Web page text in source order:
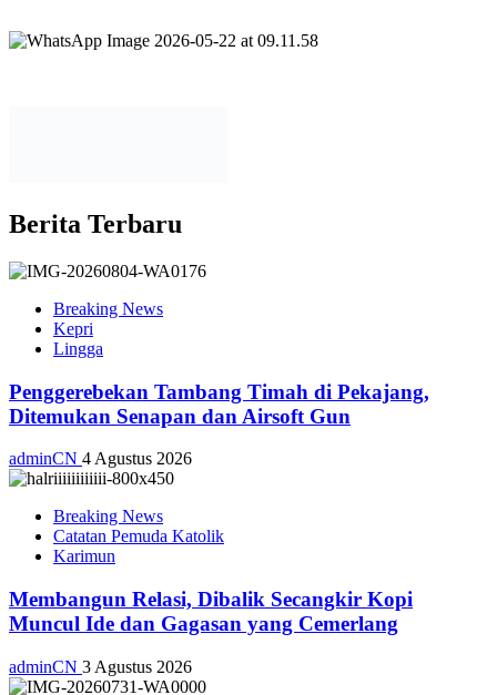
Berita Terbaru
Breaking News
Kepri
Lingga
Penggerebekan Tambang Timah di Pekajang,
Ditemukan Senapan dan Airsoft Gun
adminCN 4 Agustus 2026
Breaking News
Catatan Pemuda Katolik
Karimun
Membangun Relasi, Dibalik Secangkir Kopi
Muncul Ide dan Gagasan yang Cemerlang
adminCN 3 Agustus 2026